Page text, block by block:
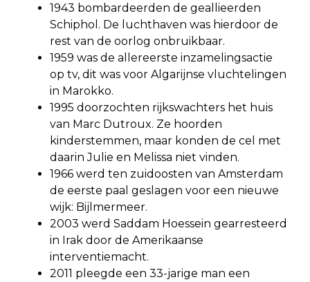
1943 bombardeerden de geallieerden
Schiphol. De luchthaven was hierdoor de
rest van de oorlog onbruikbaar.
1959 was de allereerste inzamelingsactie
op tv, dit was voor Algarijnse vluchtelingen
in Marokko.
1995 doorzochten rijkswachters het huis
van Marc Dutroux. Ze hoorden
kinderstemmen, maar konden de cel met
daarin Julie en Melissa niet vinden.
1966 werd ten zuidoosten van Amsterdam
de eerste paal geslagen voor een nieuwe
wijk: Bijlmermeer.
2003 werd Saddam Hoessein gearresteerd
in Irak door de Amerikaanse
interventiemacht.
2011 pleegde een 33-jarige man een